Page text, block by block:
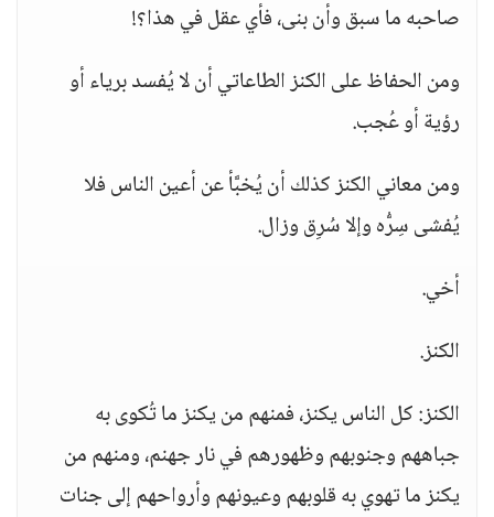
صاحبه ما سبق وأن بنى، فأي عقل في هذا؟!
ومن الحفاظ على الكنز الطاعاتي أن لا يُفسد برياء أو
رؤية أو عُجب.
ومن معاني الكنز كذلك أن يُخبَّأ عن أعين الناس فلا
يُفشى سِرُّه وإلا سُرِق وزال.
أخي.
الكنز.
الكنز: كل الناس يكنز، فمنهم من يكنز ما تُكوى به
جباههم وجنوبهم وظهورهم في نار جهنم، ومنهم من
يكنز ما تهوي به قلوبهم وعيونهم وأرواحهم إلى جنات